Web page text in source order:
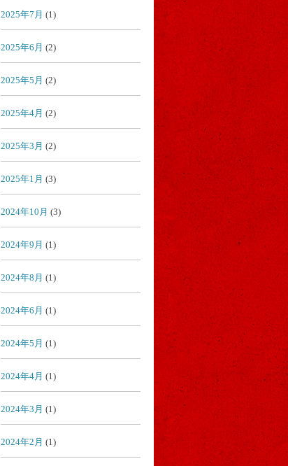
2025年7月 (1)
2025年6月 (2)
2025年5月 (2)
2025年4月 (2)
2025年3月 (2)
2025年1月 (3)
2024年10月 (3)
2024年9月 (1)
2024年8月 (1)
2024年6月 (1)
2024年5月 (1)
2024年4月 (1)
2024年3月 (1)
2024年2月 (1)